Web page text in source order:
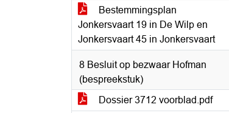
Bestemmingsplan
Jonkersvaart 19 in De Wilp en
Jonkersvaart 45 in Jonkersvaart
8 Besluit op bezwaar Hofman
(bespreekstuk)
Dossier 3712 voorblad.pdf